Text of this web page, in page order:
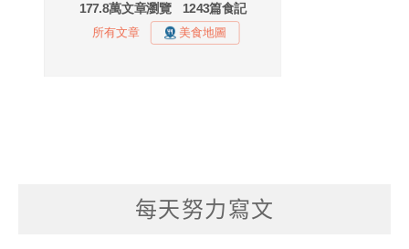
每天努力寫文